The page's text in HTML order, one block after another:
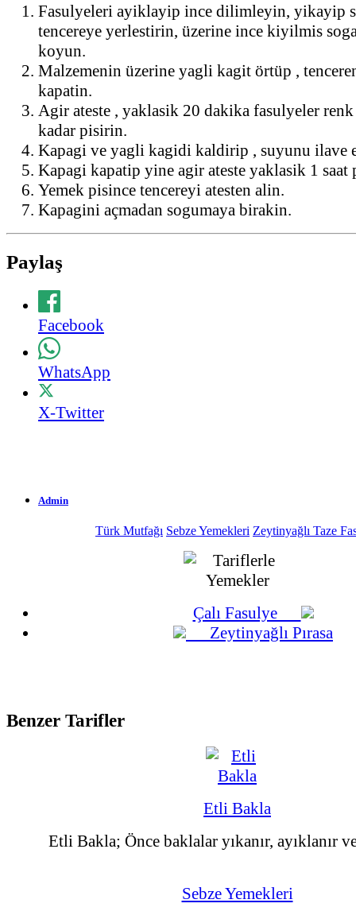
Fasulyeleri ayiklayip ince dilimleyin, yikayip
tencereye yerlestirin, üzerine ince kiyilmis
koyun.
Malzemenin üzerine yagli kagit örtüp ,
kapatin.
Agir ateste , yaklasik 20 dakika fasulyeler
kadar pisirin.
Kapagi ve yagli kagidi kaldirip , suyunu ilave
Kapagi kapatip yine agir ateste yaklasik 1 saat
Yemek pisince tencereyi atesten alin.
Kapagini açmadan sogumaya birakin.
Paylaş
Facebook
WhatsApp
X-Twitter
Admin
1.511 OkunmaTürk Mutfağı Sebze Yemekleri Zeytinyağlı Taze
Çalı Fasulye
Zeytinyağlı Pırasa
Benzer Tarifler
Etli Bakla
Etli Bakla; Önce baklalar yıkanır, ayıklanır
Sebze Yemekleri